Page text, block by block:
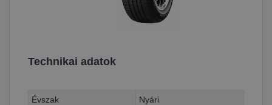
Technikai adatok
Évszak
Nyári